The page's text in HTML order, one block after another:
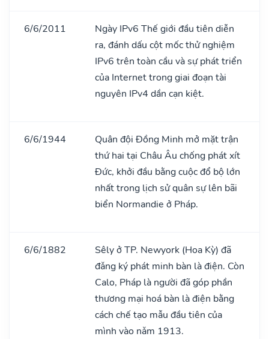
6/6/2011
Ngày IPv6 Thế giới đầu tiên diễn
ra, đánh dấu cột mốc thử nghiệm
IPv6 trên toàn cầu và sự phát triển
của Internet trong giai đoạn tài
nguyên IPv4 dần cạn kiệt.
6/6/1944
Quân đội Đồng Minh mở mặt trận
thứ hai tại Châu Âu chống phát xít
Đức, khởi đầu bằng cuộc đổ bộ lớn
nhất trong lịch sử quân sự lên bãi
biển Normandie ở Pháp.
6/6/1882
Sêly ở TP. Newyork (Hoa Kỳ) đã
đǎng ký phát minh bàn là điện. Còn
Calo, Pháp là người đã góp phần
thương mại hoá bàn là điện bằng
cách chế tạo mẫu đầu tiên của
mình vào nǎm 1913.